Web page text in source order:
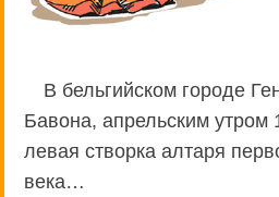
В бельгийском городе
Бавона, апрельским утром
левая створка алтаря
века…